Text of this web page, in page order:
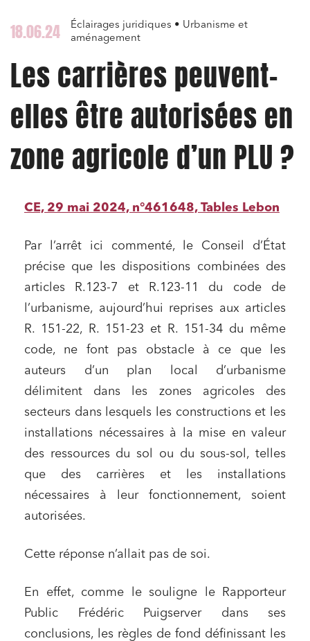
18.06.24
Éclairages juridiques • Urbanisme et
aménagement
Les carrières peuvent-
elles être autorisées en
zone agricole d’un PLU ?
CE, 29 mai 2024, n°461648, Tables Lebon
Par l’arrêt ici commenté, le Conseil d’État
précise que les dispositions combinées des
articles R.123-7 et R.123-11 du code de
l’urbanisme, aujourd’hui reprises aux articles
R. 151-22, R. 151-23 et R. 151-34 du même
code, ne font pas obstacle à ce que les
auteurs d’un plan local d’urbanisme
délimitent dans les zones agricoles des
secteurs dans lesquels les constructions et les
installations nécessaires à la mise en valeur
des ressources du sol ou du sous-sol, telles
que des carrières et les installations
nécessaires à leur fonctionnement, soient
autorisées.
Cette réponse n’allait pas de soi.
En effet, comme le souligne le Rapporteur
Public Frédéric Puigserver dans ses
conclusions, les règles de fond définissant les